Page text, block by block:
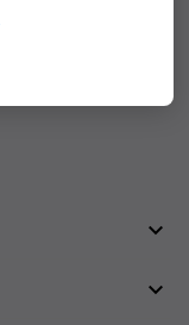

